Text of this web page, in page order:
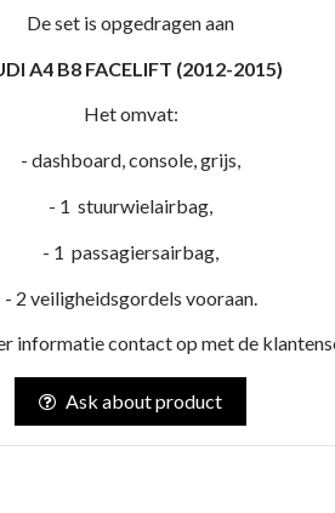
De set is opgedragen aan
A4 B8 FACELIFT (2012-2015)
Het omvat:
- dashboard, console, grijs,
- 1 stuurwielairbag,
- 1 passagiersairbag,
- 2 veiligheidsgordels vooraan.
informatie contact op met de
Ask about product